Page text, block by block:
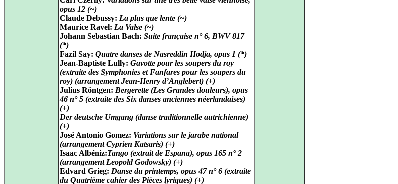
opus 12 (~)
Claude Debussy: La plus que lente (~)
Maurice Ravel: La Valse (~)
Johann Sebastian Bach: Suite française n° 6, BWV 817
(*)
Fazil Say: Quatre danses de Nasreddin Hodja, opus 1 (*)
Jean-Baptiste Lully: Gavotte pour les soupers du roy
(extraite des Symphonies et Fanfares pour les soupers du
roy) (arrangement Jean-Henry d’Anglebert) (+)
Julius Röntgen: Bergerette (Les Grandes douleurs), opus
46 n° 5 (extraite des Six danses anciennes néerlandaises)
(+)
Der deutsche Umgang (danse traditionnelle autrichienne)
(+)
José Antonio Gomez: Variations sur le jarabe national
(arrangement Cyprien Katsaris) (+)
Isaac Albéniz:Tango (extrait de Espana), opus 165 n° 2
(arrangement Leopold Godowsky) (+)
Edvard Grieg: Danse du printemps, opus 47 n° 6 (extraite
du Quatrième cahier des Pièces lyriques) (+)